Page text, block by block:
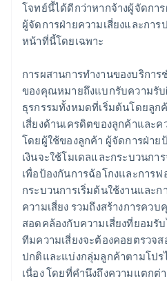
โจทย์นี้ได้ดีกว่าหากจ้างผู้จัดกา
ผู้จัดการฝ่ายความเสี่ยงและกา
หน้าที่นี้โดยเฉพาะ
การผสานการทำงานของบริกา
ของคุณหมายถึงแบกรับความรับ
ธุรกรรมทั้งหมดที่เริ่มต้นโดยลูก
เสี่ยงด้านเครดิตของลูกค้าและค
โดยผู้ใช้ของลูกค้า ผู้จัดการฝ่าย
เงินจะใช้โมเดลและกระบวนกา
เพื่อป้องกันการฉ้อโกงและการ
กระบวนการเริ่มต้นใช้งานและ
ความเสี่ยง รวมถึงสร้างการคว
สอดคล้องกับความเสี่ยงที่ยอม
ทีมความเสี่ยงจะต้องคอยตรวจ
ปกติและแบ่งกลุ่มลูกค้าตามโปร
เนื่อง โดยที่คำนึงถึงความแตก